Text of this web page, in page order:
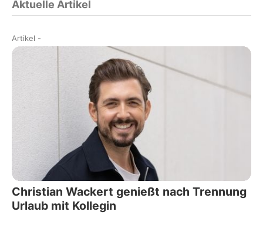
Aktuelle Artikel
Artikel -
Christian Wackert genießt nach Trennung
Urlaub mit Kollegin